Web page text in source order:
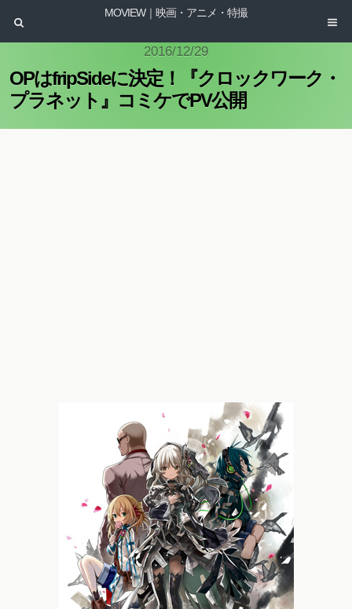
MOVIEW｜映画・アニメ・特撮
2016/12/29
OPはfripSideに決定！『クロックワーク・
プラネット』コミケでPV公開